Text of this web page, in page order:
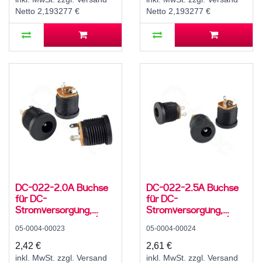
Netto 2,193277 €
Netto 2,193277 €
DC-022-2.0A Buchse
für DC-
Stromversorgung,
Lötfahnen, für 5,5 / 2,1
mm Hohlstecker, 30 V,
500 mA, 0°, -20..70 °C,
C12
05-0004-00023
2,42 €
inkl. MwSt. zzgl. Versand
DC-022-2.5A Buchse
für DC-
Stromversorgung,
Lötfahnen, für 5,5 / 2,5
mm Hohlstecker, 30 V,
500 mA, 0°, -20..70 °C,
C12
05-0004-00024
2,61 €
inkl. MwSt. zzgl. Versand